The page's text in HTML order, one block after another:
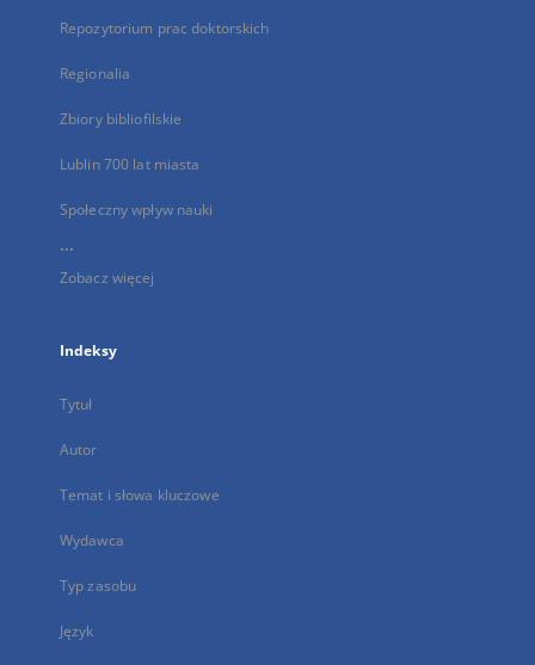
Repozytorium prac doktorskich
Regionalia
Zbiory bibliofilskie
Lublin 700 lat miasta
Społeczny wpływ nauki
...
Zobacz więcej
Indeksy
Tytuł
Autor
Temat i słowa kluczowe
Wydawca
Typ zasobu
Język